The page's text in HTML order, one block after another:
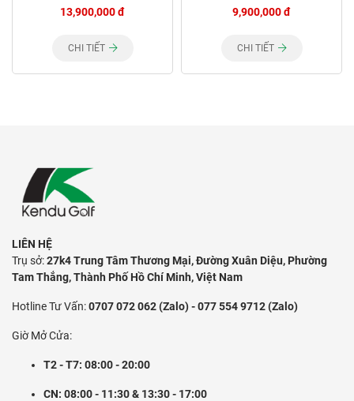
13,900,000 đ
CHI TIẾT
9,900,000 đ
CHI TIẾT
LIÊN HỆ
Trụ sở:27k4 Trung Tâm Thương Mại, Đường Xuân Diệu, Phường
Tam Thắng, Thành Phố Hồ Chí Minh, Việt Nam
Hotline Tư Vấn:0707 072 062 (Zalo) - 077 554 9712 (Zalo)
Giờ Mở Cửa:
T2 - T7: 08:00 - 20:00
CN: 08:00 - 11:30 & 13:30 - 17:00